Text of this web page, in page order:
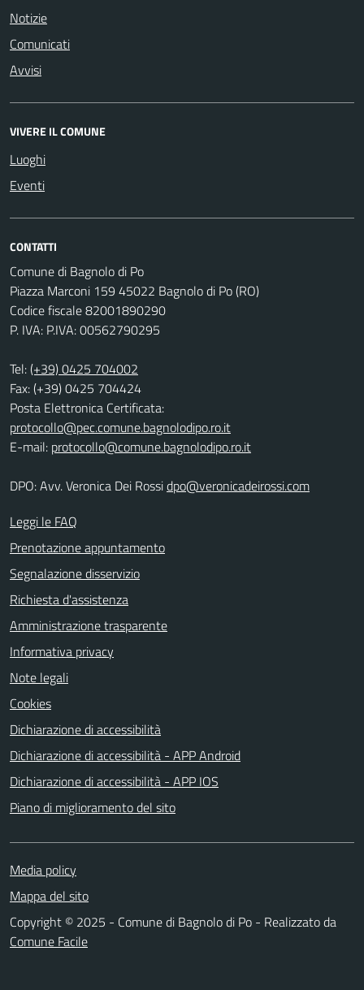
Notizie
Comunicati
Avvisi
VIVERE IL COMUNE
Luoghi
Eventi
CONTATTI
Comune di Bagnolo di Po
Piazza Marconi 159 45022 Bagnolo di Po (RO)
Codice fiscale 82001890290
P. IVA: P.IVA: 00562790295
Tel:(+39) 0425 704002
Fax: (+39) 0425 704424
Posta Elettronica Certificata:
protocollo@pec.comune.bagnolodipo.ro.it
E-mail: protocollo@comune.bagnolodipo.ro.it
DPO: Avv. Veronica Dei Rossidpo@veronicadeirossi.com
Leggi le FAQ
Prenotazione appuntamento
Segnalazione disservizio
Richiesta d'assistenza
Amministrazione trasparente
Informativa privacy
Note legali
Cookies
Dichiarazione di accessibilità
Dichiarazione di accessibilità - APP Android
Dichiarazione di accessibilità - APP IOS
Piano di miglioramento del sito
Media policy
Mappa del sito
Copyright © 2025 - Comune di Bagnolo di Po - Realizzato da
Comune Facile